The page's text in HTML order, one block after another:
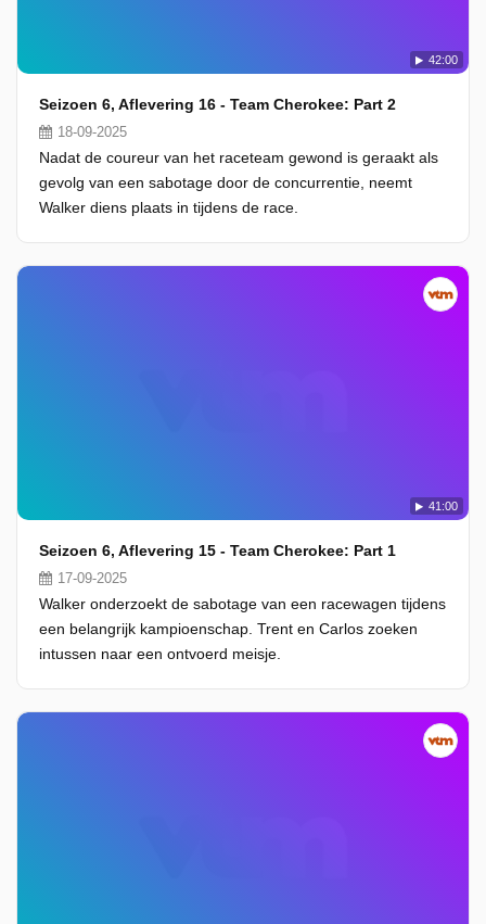
42:00
Seizoen 6, Aflevering 16 - Team Cherokee: Part 2
18-09-2025
Nadat de coureur van het raceteam gewond is geraakt als
gevolg van een sabotage door de concurrentie, neemt
Walker diens plaats in tijdens de race.
41:00
Seizoen 6, Aflevering 15 - Team Cherokee: Part 1
17-09-2025
Walker onderzoekt de sabotage van een racewagen tijdens
een belangrijk kampioenschap. Trent en Carlos zoeken
intussen naar een ontvoerd meisje.